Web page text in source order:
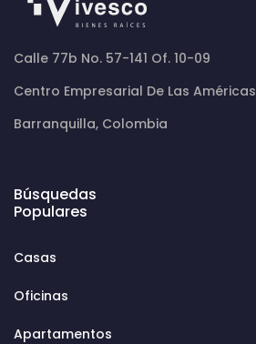
Calle 77b No. 57-141 Of. 10-09
Centro Empresarial De Las Américas
Barranquilla, Colombia
Búsquedas
Populares
Casas
Oficinas
Apartamentos